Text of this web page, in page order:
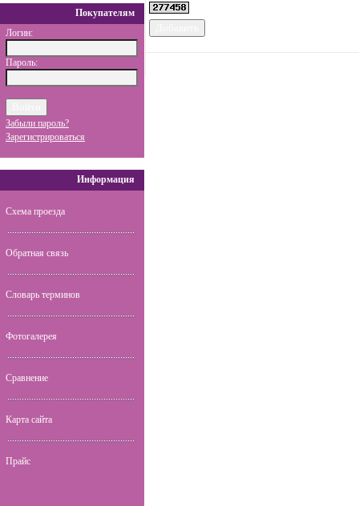
Покупателям
Логин:
Пароль:
Забыли пароль?
Зарегистрироваться
Информация
Схема проезда
Обратная связь
Словарь терминов
Фотогалерея
Сравнение
Карта сайта
Прайс